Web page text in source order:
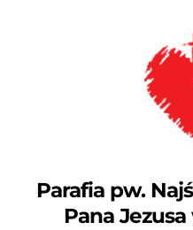
Parafia pw.
Pana